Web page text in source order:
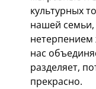
культурных
нашей семьи,
нетерпением
нас
разделяет,
прекрасно.